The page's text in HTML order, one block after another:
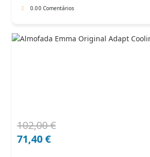
0.00 Comentários
102,00€
O
preço
71,40€
O
preço